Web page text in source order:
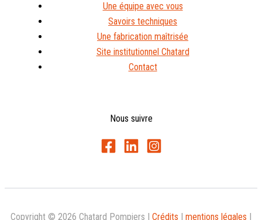
Une équipe avec vous
Savoirs techniques
Une fabrication maîtrisée
Site institutionnel Chatard
Contact
Nous suivre
Copyright © 2026 Chatard Pompiers | Crédits | mentions légales |